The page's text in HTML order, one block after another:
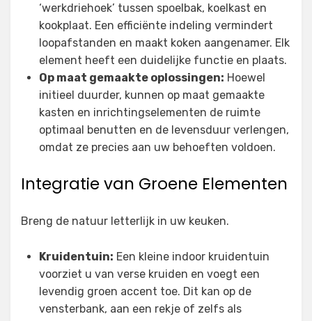
‘werkdriehoek’ tussen spoelbak, koelkast en
kookplaat. Een efficiënte indeling vermindert
loopafstanden en maakt koken aangenamer. Elk
element heeft een duidelijke functie en plaats.
Op maat gemaakte oplossingen: Hoewel
initieel duurder, kunnen op maat gemaakte
kasten en inrichtingselementen de ruimte
optimaal benutten en de levensduur verlengen,
omdat ze precies aan uw behoeften voldoen.
Integratie van Groene Elementen
Breng de natuur letterlijk in uw keuken.
Kruidentuin: Een kleine indoor kruidentuin
voorziet u van verse kruiden en voegt een
levendig groen accent toe. Dit kan op de
vensterbank, aan een rekje of zelfs als